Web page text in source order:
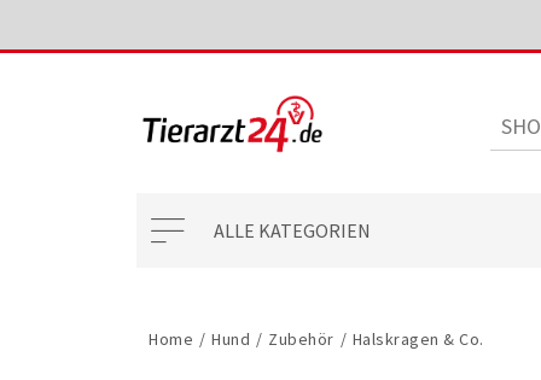
ALLE KATEGORIEN
Home / Hund / Zubehör / Halskragen & Co.